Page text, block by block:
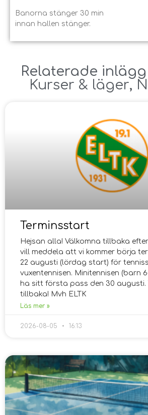
Banorna stänger 30 min
innan hallen stänger.
Relaterade inlägg
Kurser & läger,
Terminsstart
Hejsan alla! Välkomna tillbaka
vill meddela att vi kommer börja
22 augusti (lördag start) för
vuxentennisen. Minitennisen (barn
ha sitt första pass den 30 augusti.
tillbaka! Mvh ELTK
Läs mer »
2026-08-05 16:13